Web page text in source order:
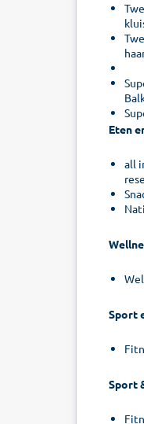
Eten
all
Sport
Sport